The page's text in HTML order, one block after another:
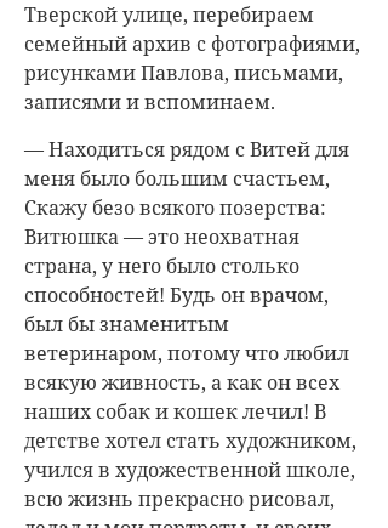
Тверской улице, перебираем
семейный архив с фотографиями,
рисунками Павлова, письмами,
записями и вспоминаем.
— Находиться рядом с Витей для
меня было большим счастьем,
Скажу безо всякого позерства:
Витюшка — это неохватная
страна, у него было столько
способностей! Будь он врачом,
был бы знаменитым
ветеринаром, потому что любил
всякую живность, а как он всех
наших собак и кошек лечил! В
детстве хотел стать художником,
учился в художественной школе,
всю жизнь прекрасно рисовал,